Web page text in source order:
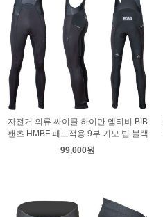
자전거 의류 싸이클 하이만 엠티비 BIB
팬츠 HMBF 패드적용 9부 기모 빕 블랙
99,000원